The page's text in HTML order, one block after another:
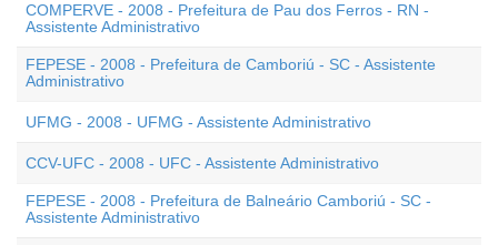
COMPERVE - 2008 - Prefeitura de Pau dos Ferros - RN -
Assistente Administrativo
FEPESE - 2008 - Prefeitura de Camboriú - SC - Assistente
Administrativo
UFMG - 2008 - UFMG - Assistente Administrativo
CCV-UFC - 2008 - UFC - Assistente Administrativo
FEPESE - 2008 - Prefeitura de Balneário Camboriú - SC -
Assistente Administrativo